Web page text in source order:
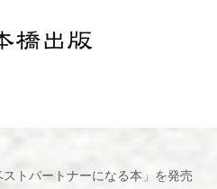
ストパートナーになる本」を発売